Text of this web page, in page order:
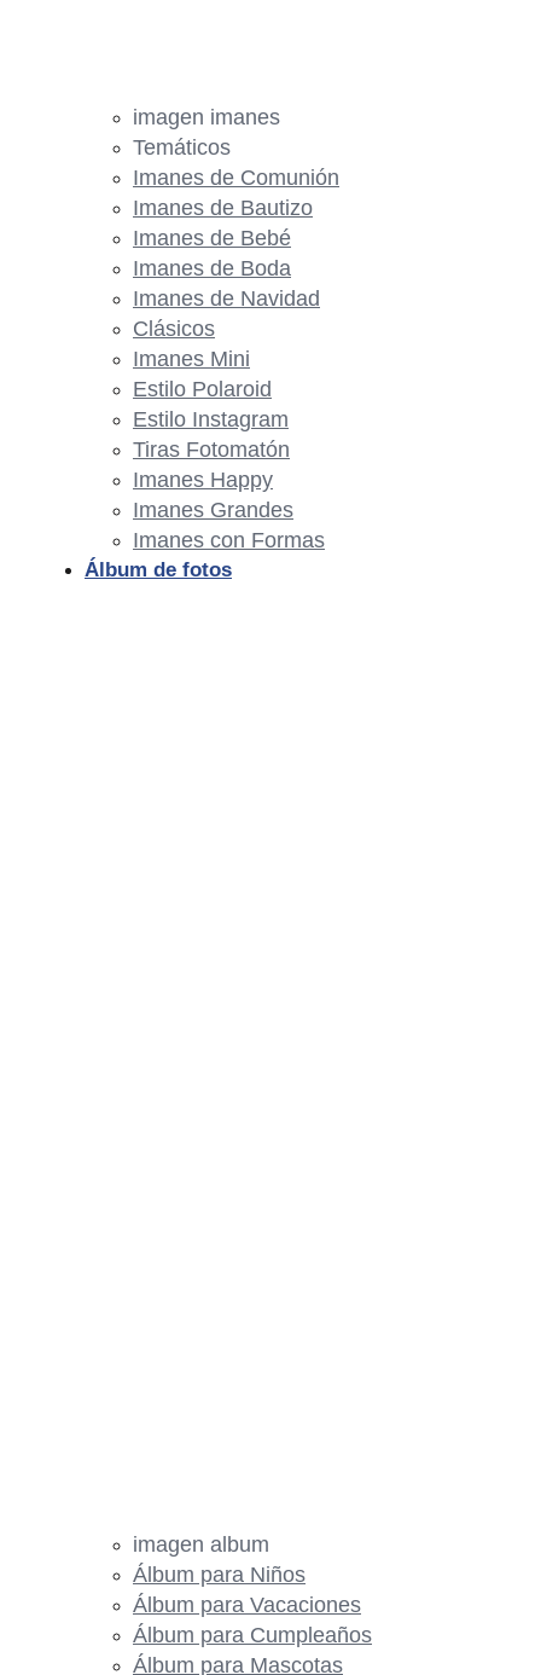
imagen imanes
Temáticos
Imanes de Comunión
Imanes de Bautizo
Imanes de Bebé
Imanes de Boda
Imanes de Navidad
Clásicos
Imanes Mini
Estilo Polaroid
Estilo Instagram
Tiras Fotomatón
Imanes Happy
Imanes Grandes
Imanes con Formas
Álbum de fotos
imagen album
Álbum para Niños
Álbum para Vacaciones
Álbum para Cumpleaños
Álbum para Mascotas